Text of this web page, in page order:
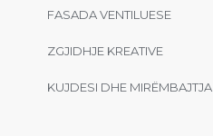
FASADA VENTILUESE
ZGJIDHJE KREATIVE
KUJDESI DHE MIRËMBAJTJA